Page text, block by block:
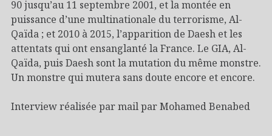
90 jusqu’au 11 septembre 2001, et la montée en
puissance d’une multinationale du terrorisme, Al-
Qaïda ; et 2010 à 2015, l’apparition de Daesh et les
attentats qui ont ensanglanté la France. Le GIA, Al-
Qaïda, puis Daesh sont la mutation du même monstre.
Un monstre qui mutera sans doute encore et encore.
Interview réalisée par mail par Mohamed Benabed